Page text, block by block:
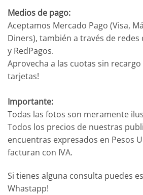
Medios de pago:
Aceptamos Mercado Pago (Visa,
Diners), también a través de
y RedPagos.
Aprovecha a las cuotas sin
tarjetas!
Importante:
Todas las fotos son meramente
Todos los precios de nuestras
encuentras expresados en Pesos
facturan con IVA.
Si tienes alguna consulta puedes
Whastapp!